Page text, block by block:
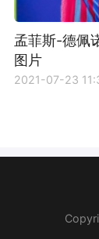
孟菲斯-德佩
图片
2021-07-23